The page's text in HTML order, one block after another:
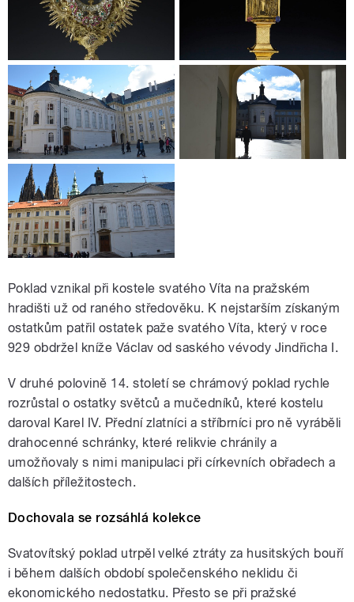
Poklad vznikal při kostele svatého Víta na pražském
hradišti už od raného středověku. K nejstarším získaným
ostatkům patřil ostatek paže svatého Víta, který v roce
929 obdržel kníže Václav od saského vévody Jindřicha I.
V druhé polovině 14. století se chrámový poklad rychle
rozrůstal o ostatky světců a mučedníků, které kostelu
daroval Karel IV. Přední zlatníci a stříbrníci pro ně vyráběli
drahocenné schránky, které relikvie chránily a
umožňovaly s nimi manipulaci při církevních obřadech a
dalších příležitostech.
Dochovala se rozsáhlá kolekce
Svatovítský poklad utrpěl velké ztráty za husitských bouří
i během dalších období společenského neklidu či
ekonomického nedostatku. Přesto se při pražské